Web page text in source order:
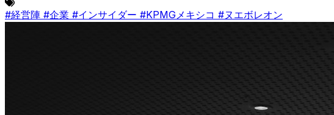
#経営陣 #企業 #インサイダー #KPMGメキシコ #ヌエボレオン